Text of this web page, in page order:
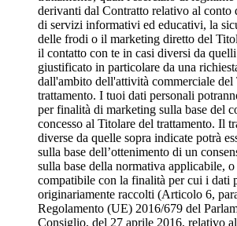
derivanti dal Contratto relativo al conto
di servizi informativi ed educativi, la
delle frodi o il marketing diretto del
il contatto con te in casi diversi da
giustificato in particolare da una
dall'ambito dell'attività commerciale del
trattamento. I tuoi dati personali
per finalità di marketing sulla base del
concesso al Titolare del trattamento. Il
diverse da quelle sopra indicate potrà
sulla base dell’ottenimento di un
sulla base della normativa applicabile,
compatibile con la finalità per cui i dati
originariamente raccolti (Articolo 6,
Regolamento (UE) 2016/679 del
Consiglio, del 27 aprile 2016, relativo